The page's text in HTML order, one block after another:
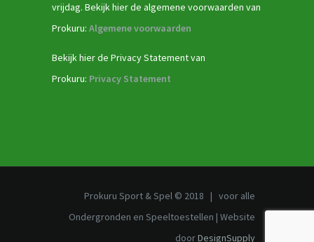
vrijdag. Bekijk hier de algemene voorwaarden van
Prokuru: Algemene voorwaarden
Bekijk hier de Privacy Statement van
Prokuru: Privacy Statement
Prokuru Sport & Spel © 2018 | voor alle
Ondergronden en Speeltoestellen | Website
doorDesignSupply